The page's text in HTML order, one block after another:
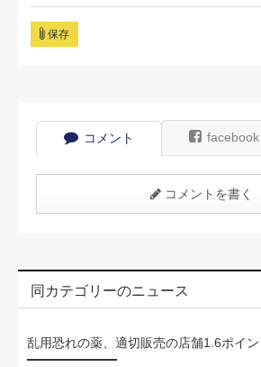
保存
コメント facebook
コメントを書く
同カテゴリーのニュース
乱用恐れの薬、適切販売の店舗1.6ポイ